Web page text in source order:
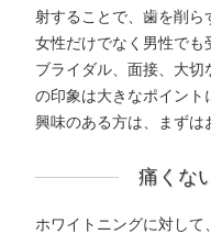
射することで、歯を削ら
女性だけでなく男性でも
ブライダル、面接、大切
の印象は大きなポイント
興味のある方は、まずは
痛くな
ホワイトニングに対し